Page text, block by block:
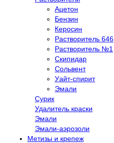
Ацетон
Бензин
Керосин
Растворитель 646
Растворитель №1
Скипидар
Сольвент
Уайт-спирит
Эмали
Сурик
Удалитель краски
Эмали
Эмали-аэрозоли
Метизы и крепеж